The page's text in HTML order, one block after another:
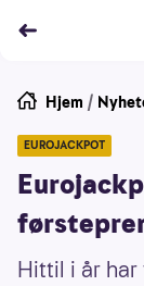
Hjem /
EUROJACKPOT
Hittil i år